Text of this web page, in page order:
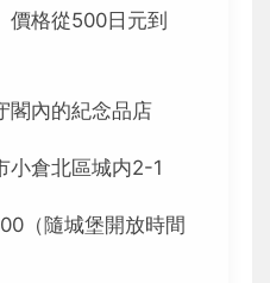
價格從500日元到
閣內的紀念品店
小倉北區城内2-1
（隨城堡開放時間